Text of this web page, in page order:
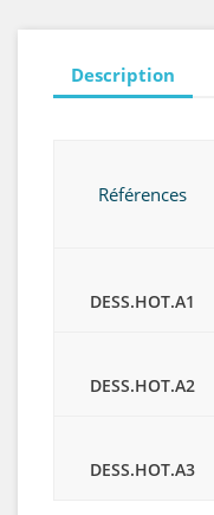
Description
Références
DESS.HOT.A1
DESS.HOT.A2
DESS.HOT.A3